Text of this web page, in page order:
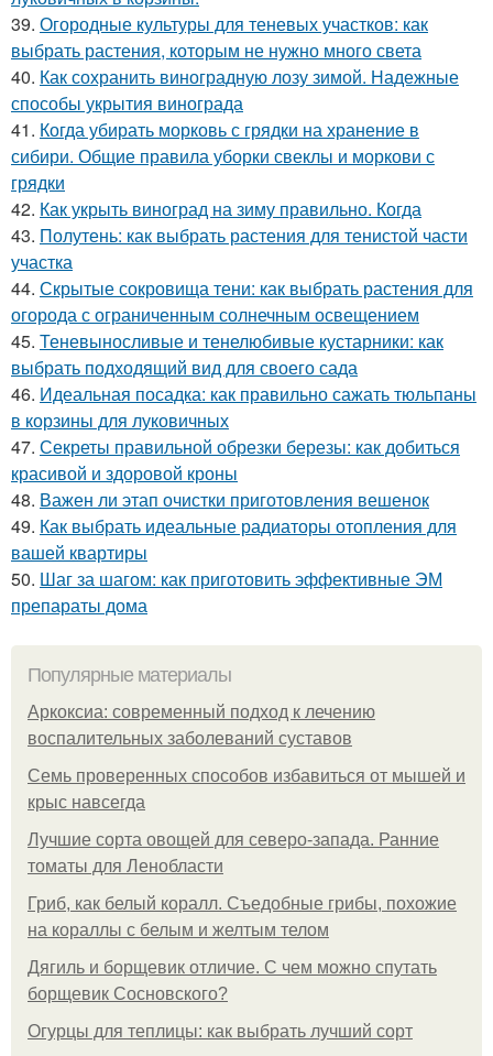
39. Огородные культуры для теневых участков: как
выбрать растения, которым не нужно много света
40. Как сохранить виноградную лозу зимой. Надежные
способы укрытия винограда
41. Когда убирать морковь с грядки на хранение в
сибири. Общие правила уборки свеклы и моркови с
грядки
42. Как укрыть виноград на зиму правильно. Когда
43. Полутень: как выбрать растения для тенистой части
участка
44. Скрытые сокровища тени: как выбрать растения для
огорода с ограниченным солнечным освещением
45. Теневыносливые и тенелюбивые кустарники: как
выбрать подходящий вид для своего сада
46. Идеальная посадка: как правильно сажать тюльпаны
в корзины для луковичных
47. Секреты правильной обрезки березы: как добиться
красивой и здоровой кроны
48. Важен ли этап очистки приготовления вешенок
49. Как выбрать идеальные радиаторы отопления для
вашей квартиры
50. Шаг за шагом: как приготовить эффективные ЭМ
препараты дома
Популярные материалы
Аркоксиа: современный подход к лечению
воспалительных заболеваний суставов
Семь проверенных способов избавиться от мышей и
крыс навсегда
Лучшие сорта овощей для северо-запада. Ранние
томаты для Ленобласти
Гриб, как белый коралл. Съедобные грибы, похожие
на кораллы с белым и желтым телом
Дягиль и борщевик отличие. С чем можно спутать
борщевик Сосновского?
Огурцы для теплицы: как выбрать лучший сорт